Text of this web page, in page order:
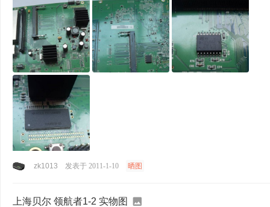
zk1013 发表于 2011-1-10 晒图
上海贝尔 领航者1-2 实物图